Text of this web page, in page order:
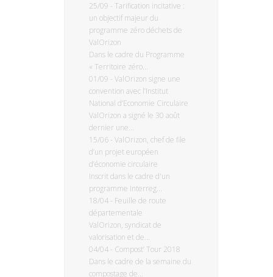
25/09 - Tarification incitative :
un objectif majeur du
programme zéro déchets de
ValOrizon
Dans le cadre du Programme
« Territoire zéro...
01/09 - ValOrizon signe une
convention avec l’Institut
National d’Economie Circulaire
ValOrizon a signé le 30 août
dernier une...
15/06 - ValOrizon, chef de file
d’un projet européen
d’économie circulaire
Inscrit dans le cadre d'un
programme Interreg...
18/04 - Feuille de route
départementale
ValOrizon, syndicat de
valorisation et de...
04/04 - Compost’ Tour 2018
Dans le cadre de la semaine du
compostage de...